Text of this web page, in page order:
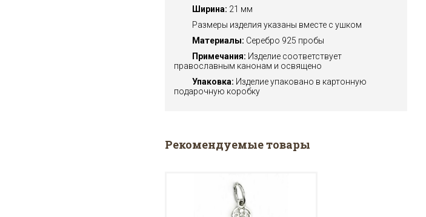
Ширина: 21 мм
Размеры изделия указаны вместе с ушком
Материалы: Серебро 925 пробы
Примечания: Изделие соответствует
православным канонам и освящено
Упаковка: Изделие упаковано в картонную
подарочную коробку
Рекомендуемые товары